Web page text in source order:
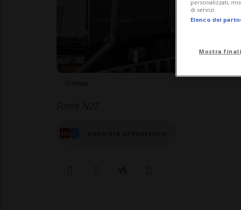
personalizzati,
di servizi.
Elenco dei
Mostra